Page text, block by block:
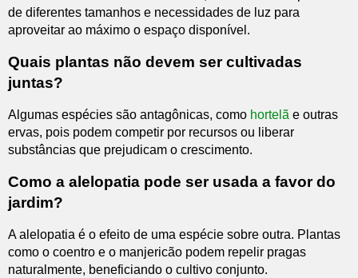
de diferentes tamanhos e necessidades de luz para
aproveitar ao máximo o espaço disponível.
Quais plantas não devem ser cultivadas
juntas?
Algumas espécies são antagônicas, como hortelã e outras
ervas, pois podem competir por recursos ou liberar
substâncias que prejudicam o crescimento.
Como a alelopatia pode ser usada a favor do
jardim?
A alelopatia é o efeito de uma espécie sobre outra. Plantas
como o coentro e o manjericão podem repelir pragas
naturalmente, beneficiando o cultivo conjunto.